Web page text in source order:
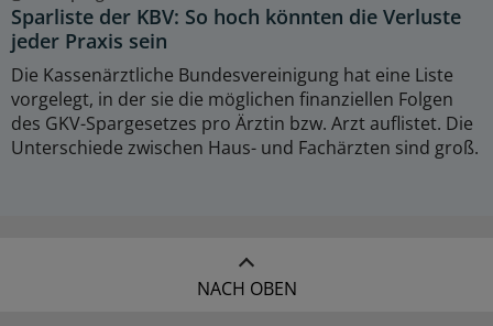
Sparliste der KBV: So hoch könnten die Verluste
jeder Praxis sein
Die Kassenärztliche Bundesvereinigung hat eine Liste
vorgelegt, in der sie die möglichen finanziellen Folgen
des GKV-Spargesetzes pro Ärztin bzw. Arzt auflistet. Die
Unterschiede zwischen Haus- und Fachärzten sind groß.
NACH OBEN